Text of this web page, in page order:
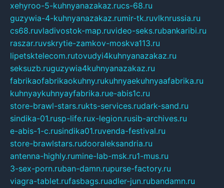
xehyroo-5-kuhnyanazakaz.rucs-68.ru
guzywia-4-kuhnyanazakaz.rumir-tk.ruvlknrussia.ru
cs68.ruvladivostok-map.ruvideo-seks.rubankaribi.ru
raszar.ruvskrytie-zamkov-moskva113.ru
lipetsktelecom.rutovudyi4kuhnyanazakaz.ru
seksuzb.ruguzywia4kuhnyanazakaz.ru
fabrikaofabrikaokuhny.rukuhnyaekuhnyaafabrika.ru
kuhnyaykuhnyayfabrika.rue-abis1c.ru
store-brawl-stars.rukts-services.rudark-sand.ru
sindika-01.rusp-life.rux-legion.rusib-archives.ru
e-abis-1-c.rusindika01.ruvenda-festival.ru
store-brawlstars.rudooraleksandria.ru
antenna-highly.rumine-lab-msk.ru1-mus.ru
3-sex-porn.ruban-damn.rupurse-factory.ru
viagra-tablet.rufasbags.ruadler-jun.rubandamn.ru